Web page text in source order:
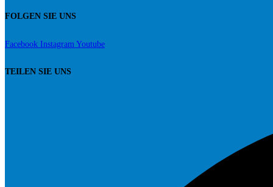
und
Roßfeld
FOLGEN SIE UNS
Facebook Instagram Youtube
TEILEN SIE UNS